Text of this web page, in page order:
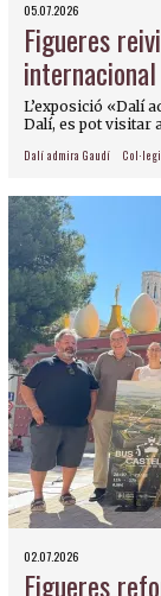
05.07.2026
Figueres
L’exposició «Dalí
Dalí, es pot visitar
Dalí admira Gaudí
02.07.2026
Figueres